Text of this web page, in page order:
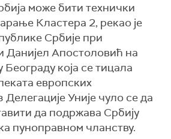
може бити технички
Кластера 2, рекао је
Србије при
Данијел Апостоловић на
која се тицала
европских
Делегације Уније чуло се да
да подржава Србију
пуноправном чланству.